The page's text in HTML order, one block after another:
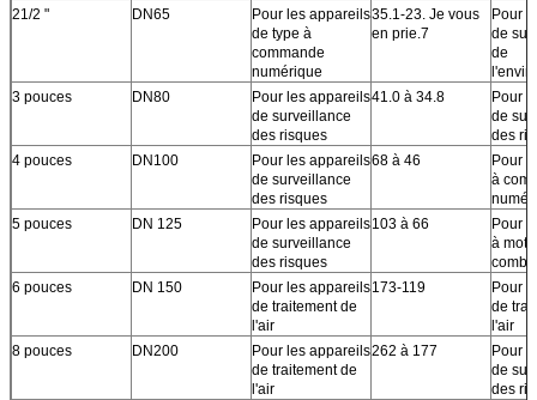
21/2 "
DN65
Pour les appareils
de type à
commande
numérique
35.1-23. Je vous
en prie.7
Pour
de
de
3 pouces
DN80
Pour les appareils
de surveillance
des risques
41.0 à 34.8
Pour
de
des
4 pouces
DN100
Pour les appareils
de surveillance
des risques
68 à 46
Pour
à
5 pouces
DN 125
Pour les appareils
de surveillance
des risques
103 à 66
Pour
à
6 pouces
DN 150
Pour les appareils
de traitement de
l'air
173-119
Pour
de
l'air
8 pouces
DN200
Pour les appareils
de traitement de
l'air
262 à 177
Pour
de
des